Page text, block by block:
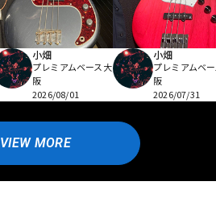
小畑
プレミアムベース大
阪
2026/08/01
小畑
プレミアムベ
阪
2026/07/31
VIEW MORE